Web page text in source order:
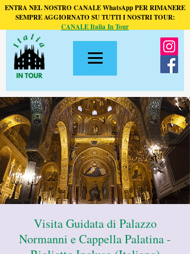
ENTRA NEL NOSTRO CANALE WhatsApp PER RIMANERE
SEMPRE AGGIORNATO SU TUTTI I NOSTRI TOUR:
CANALE Italia In Tour
Visita Guidata di Palazzo
Normanni e Cappella Palatina -